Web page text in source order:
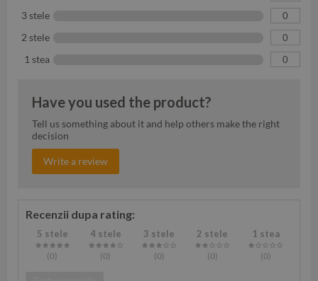
3 stele 0
2 stele 0
1 stea 0
Have you used the product?
Tell us something about it and help others make the right
decision
Write a review
Recenzii dupa rating:
5 stele
(0)
4 stele
(0)
3 stele
(0)
2 stele
(0)
1 stea
(0)